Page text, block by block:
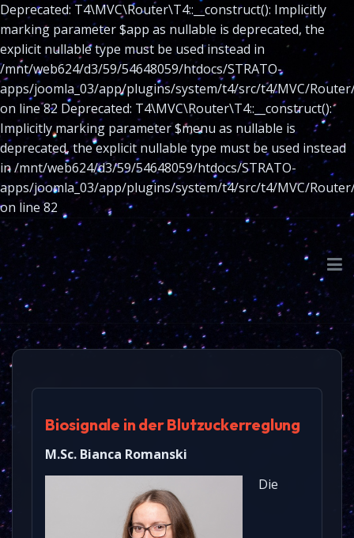
Deprecated: T4\MVC\Router\T4::__construct(): Implicitly
marking parameter $app as nullable is deprecated, the
explicit nullable type must be used instead in
/mnt/web624/d3/59/54648059/htdocs/STRATO-
apps/joomla_03/app/plugins/system/t4/src/t4/MVC/
on line 82 Deprecated: T4\MVC\Router\T4::__construct():
Implicitly marking parameter $menu as nullable is
deprecated, the explicit nullable type must be used instead
in /mnt/web624/d3/59/54648059/htdocs/STRATO-
apps/joomla_03/app/plugins/system/t4/src/t4/MVC/
on line 82
Biosignale in der Blutzuckerreglung
M.Sc. Bianca Romanski
Die